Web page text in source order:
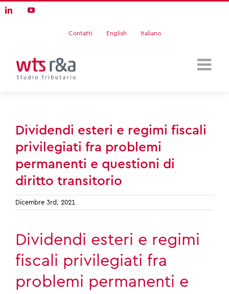
Skip
to
LinkedInYouTube
Contatti English Italiano
Dividendi esteri e regimi fiscali
privilegiati fra problemi
permanenti e questioni di
diritto transitorio
Dicembre 3rd, 2021
Dividendi esteri e regimi
fiscali privilegiati fra
problemi permanenti e